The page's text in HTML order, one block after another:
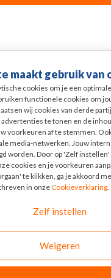
maakt gebruik van
cookies om je een
functionele cookies om
wij cookies van derde
te tonen en de
voorkeuren af te stemmen.
media-netwerken. Jouw
worden. Door op 'Zelf
cookies en je voorkeuren
te klikken, ga je akkoord
in onzeCookieverklaring.
Zelf instellen
Weigeren
© 2026 - Odyssee Groep